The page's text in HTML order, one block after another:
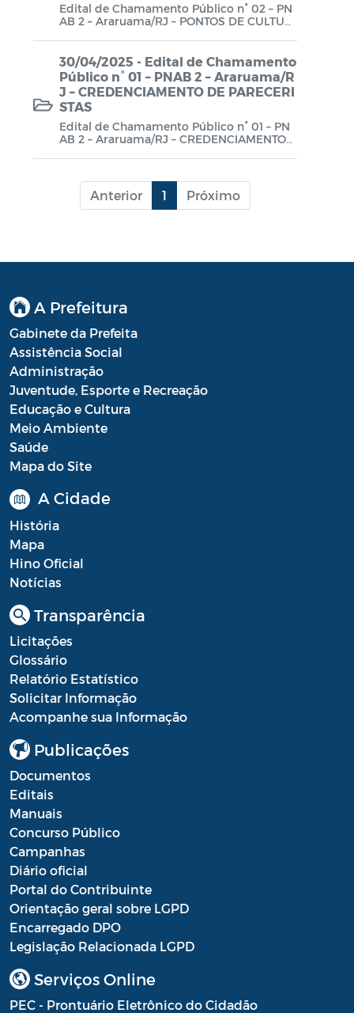
Edital de Chamamento Público n° 02 – PN
AB 2 – Araruama/RJ – PONTOS DE CULTUR
30/04/2025 - Edital de Chamamento
Público n° 01 – PNAB 2 – Araruama/R
J – CREDENCIAMENTO DE PARECERI
STAS
Edital de Chamamento Público n° 01 – PN
AB 2 – Araruama/RJ – CREDENCIAMENTO
Anterior 1 Próximo
A Prefeitura
Gabinete da Prefeita
Assistência Social
Administração
Juventude, Esporte e Recreação
Educação e Cultura
Meio Ambiente
Saúde
Mapa do Site
A Cidade
História
Mapa
Hino Oficial
Notícias
Transparência
Licitações
Glossário
Relatório Estatístico
Solicitar Informação
Acompanhe sua Informação
Publicações
Documentos
Editais
Manuais
Concurso Público
Campanhas
Diário oficial
Portal do Contribuinte
Orientação geral sobre LGPD
Encarregado DPO
Legislação Relacionada LGPD
Serviços Online
PEC - Prontuário Eletrônico do Cidadão